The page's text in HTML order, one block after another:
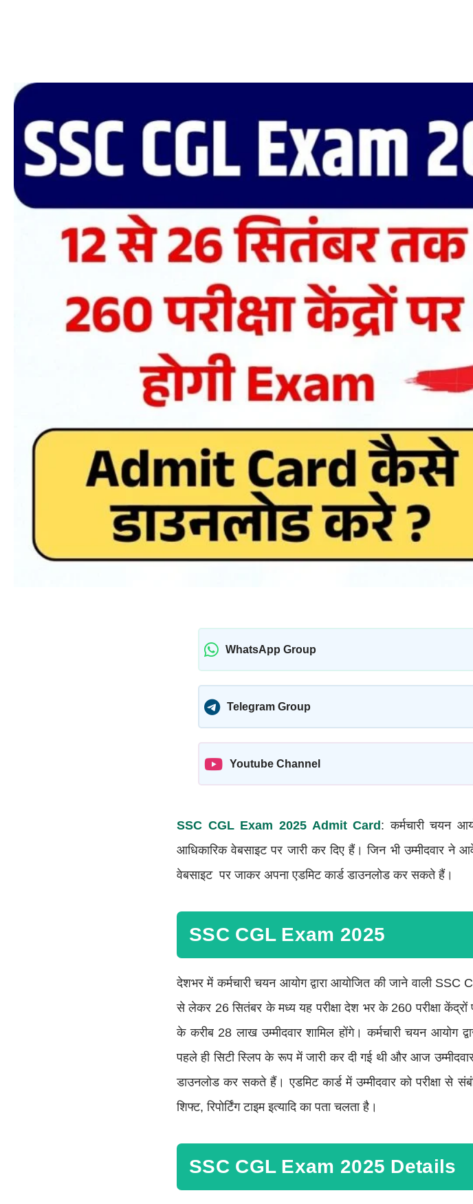
WhatsApp Group
Telegram Group
Youtube Channel
SSC CGL Exam 2025 Admit Card : कर्मचारी चयन
आधिकारिक वेबसाइट पर जारी कर दिए हैं। जिन भी उम्मीदवार ने
वेबसाइट पर जाकर अपना एडमिट कार्ड डाउनलोड कर सकते हैं।
SSC CGL Exam 2025
देशभर में कर्मचारी चयन आयोग द्वारा आयोजित की जाने वाली
से लेकर 26 सितंबर के मध्य यह परीक्षा देश भर के 260 परीक्षा
के करीब 28 लाख उम्मीदवार शामिल होंगे। कर्मचारी चयन आयोग
पहले ही सिटी स्लिप के रूप में जारी कर दी गई थी और आज
डाउनलोड कर सकते हैं। एडमिट कार्ड में उम्मीदवार को परीक्षा से
शिफ्ट, रिपोर्टिंग टाइम इत्यादि का पता चलता है।
SSC CGL Exam 2025 Details